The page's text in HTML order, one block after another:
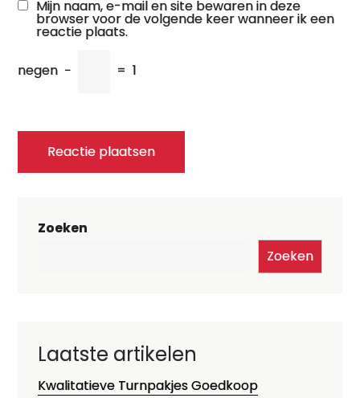
Mijn naam, e-mail en site bewaren in deze
browser voor de volgende keer wanneer ik een
reactie plaats.
negen − = 1
Zoeken
Zoeken
Laatste artikelen
Kwalitatieve Turnpakjes Goedkoop